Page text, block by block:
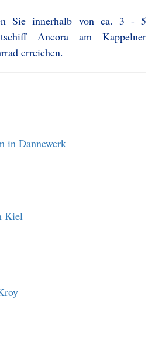
Sie innerhalb von ca. 3 - 5
Ancora am Kappelner
erreichen.
in Dannewerk
Kiel